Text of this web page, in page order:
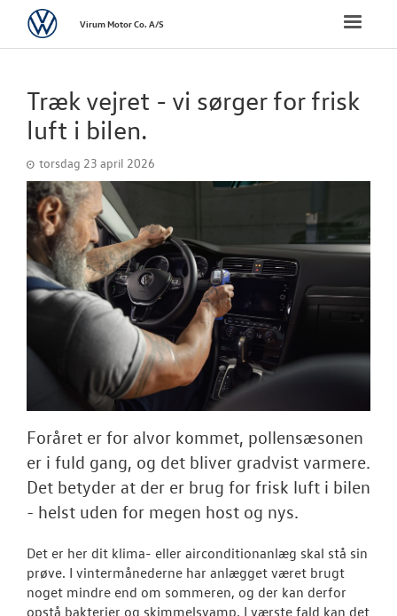
BRUGTE BILER
DÆKHOTEL
TILBEHØR
RESERVEDELE
Tilmeld dig
Danmarks
OM OS
JOB OG
Toggle
VolkswagenVirum Motor Co. A/S
Træk vejret - vi sørger for frisk
luft i bilen.
torsdag 23 april 2026
Foråret er for alvor kommet, pollensæsonen
er i fuld gang, og det bliver gradvist varmere.
Det betyder at der er brug for frisk luft i bilen
- helst uden for megen host og nys.
Det er her dit klima- eller airconditionanlæg skal stå sin
prøve. I vintermånederne har anlægget været brugt
noget mindre end om sommeren, og der kan derfor
opstå bakterier og skimmelsvamp. I værste fald kan det